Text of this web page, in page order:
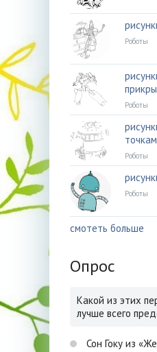
Роботы
Роботы
точкам
Роботы
Роботы
смотеть больше
Опрос
Какой из этих
лучше всего
Сон Гоку из